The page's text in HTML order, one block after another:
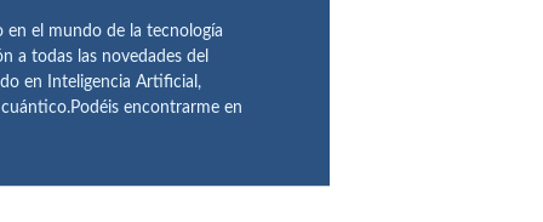
el mundo de la tecnología
a todas las novedades del
en Inteligencia Artificial,
encontrarme en